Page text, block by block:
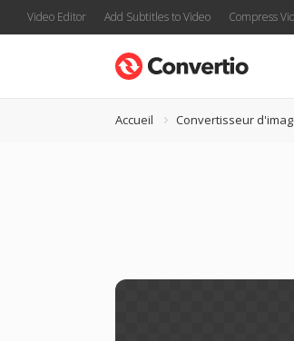
Video Editor Add Subtitles to Video Compress
Accueil Convertisseur